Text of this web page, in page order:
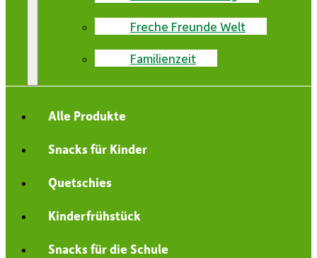
Freche Freunde Welt
Familienzeit
Alle Produkte
Snacks für Kinder
Quetschies
Kinderfrühstück
Snacks für die Schule